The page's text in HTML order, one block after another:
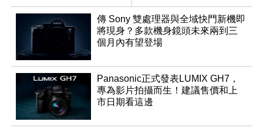
傳 Sony 雙處理器與全域快門新機即
將現身？多款機身鏡頭未來兩到三
個月內有望登場
Panasonic正式發表LUMIX GH7，
專為影片拍攝而生！建議售價和上
市日期看這邊